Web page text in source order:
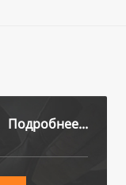
Подробнее...